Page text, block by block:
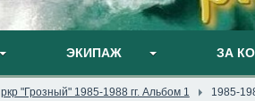
ЭКИПАЖ ЗА
ркр "Грозный" 1985-1988 гг. Альбом 1 1985-